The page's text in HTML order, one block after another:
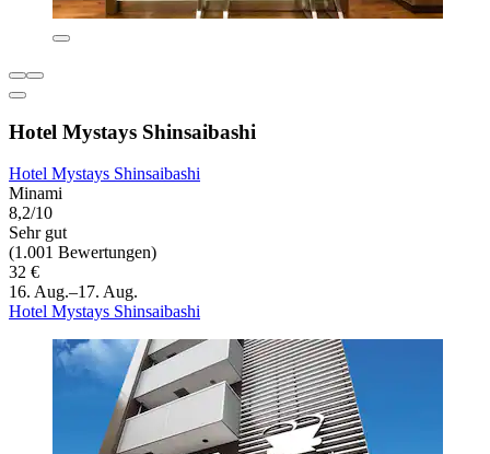
Hotel Mystays Shinsaibashi
Hotel Mystays Shinsaibashi
Minami
8,2/10
Sehr gut
(1.001 Bewertungen)
32 €
16. Aug.–17. Aug.
Hotel Mystays Shinsaibashi